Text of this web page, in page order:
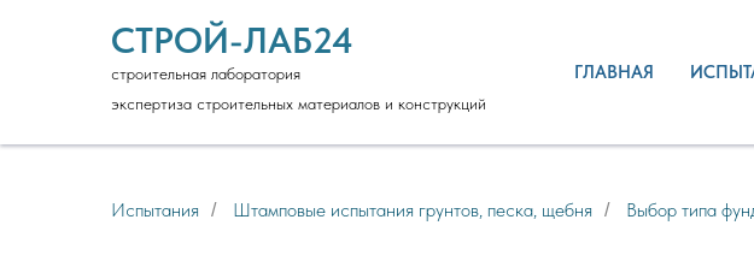
СТРОЙ-ЛАБ24
строительная лаборатория
экспертиза строительных материалов и конструкций
ГЛАВНАЯ
Испытания / Штамповые испытания грунтов, песка, щебня / Выбор типа